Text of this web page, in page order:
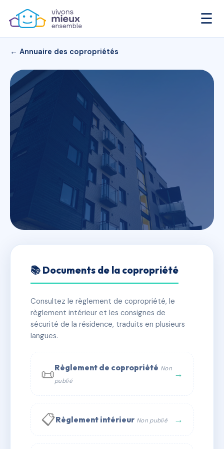
☰
← Annuaire des copropriétés
AURIGNY
✓ Immatriculée 🏠 35 lots 🏗 1 bâtiment(s)
📞 Contacter Syndic Digital
📚 Documents de la copropriété
Consultez le règlement de copropriété, le
règlement intérieur et les consignes de
sécurité de la résidence, traduits en plusieurs
langues.
📜Règlement de copropriété Non
publié
→
📋Règlement intérieur Non publié →